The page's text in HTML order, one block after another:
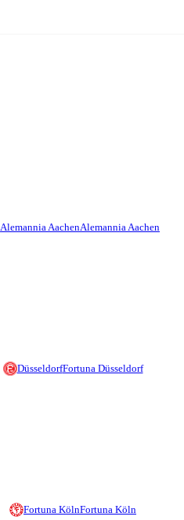
Alemannia AachenAlemannia Aachen
DüsseldorfFortuna Düsseldorf
Fortuna KölnFortuna Köln